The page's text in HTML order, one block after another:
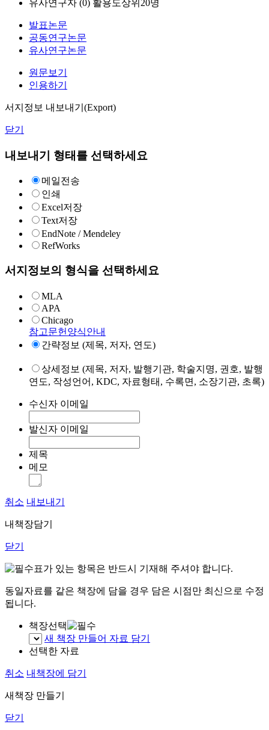
유사연구자 (0) 활용도상위20명
발표논문
공동연구논문
유사연구논문
원문보기
인용하기
서지정보 내보내기(Export)
닫기
내보내기 형태를 선택하세요
메일전송
인쇄
Excel저장
Text저장
EndNote / Mendeley
RefWorks
서지정보의 형식을 선택하세요
MLA
APA
Chicago
참고문헌양식안내
간략정보 (제목, 저자, 연도)
상세정보 (제목, 저자, 발행기관, 학술지명, 권호, 발행
연도, 작성언어, KDC, 자료형태, 수록면, 소장기관, 초록)
수신자 이메일
발신자 이메일
제목
메모
취소 내보내기
내책장담기
닫기
표가 있는 항목은 반드시 기재해 주셔야 합니다.
동일자료를 같은 책장에 담을 경우 담은 시점만 최신으로 수정
됩니다.
책장선택
새 책장 만들어 자료 담기
선택한 자료
취소 내책장에 담기
새책장 만들기
닫기